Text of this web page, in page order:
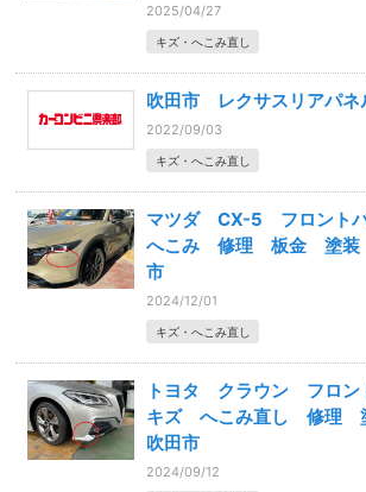
2025/04/27
キズ・へこみ直し
吹田市 レクサスリアパネ
2022/09/03
キズ・へこみ直し
マツダ CX-5 フロント
へこみ 修理 板金 塗
市
2024/12/01
キズ・へこみ直し
トヨタ クラウン フロン
キズ へこみ直し 修理
吹田市
2024/09/12